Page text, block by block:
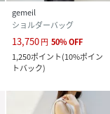
gemeil
ショルダーバッグ
13,750円 50%OFF
1,250ポイント(10%ポイン
トバック)